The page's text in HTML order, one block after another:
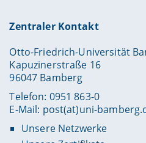
Zentraler Kontakt
Otto-Friedrich-Universität
Kapuzinerstraße 16
96047 Bamberg
Telefon: 0951 863-0
E-Mail: post(at)uni-
Unsere Netzwerke